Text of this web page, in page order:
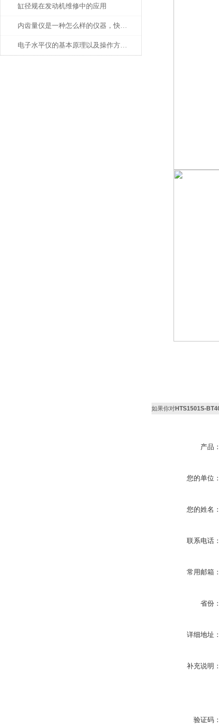
缸径规在发动机维修中的应用
内齿量仪是一种怎么样的仪器，快来看看介绍的相关信息吧
电子水平仪的基本原理以及操作方法的说明
如果你对HTS1501S-
产品
您的单位
您的姓名
联系电话
常用邮箱
省份
详细地址
补充说明
验证码